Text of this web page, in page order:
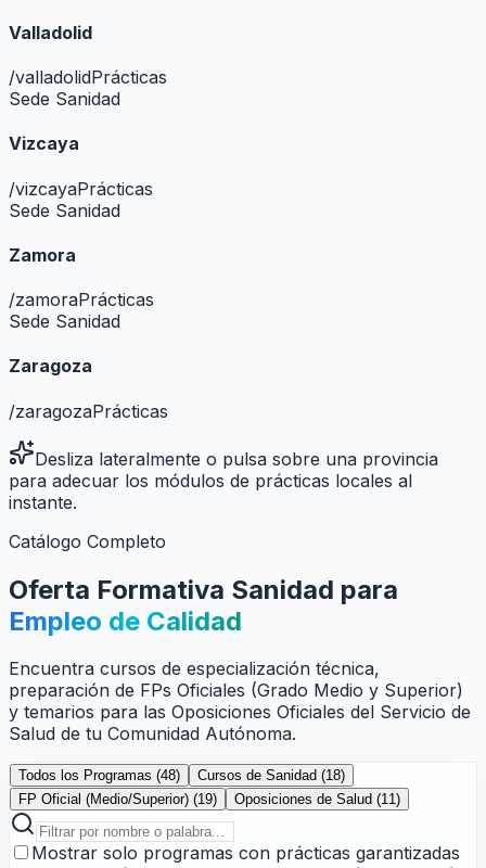
Valladolid
/valladolidPrácticas
Sede Sanidad
Vizcaya
/vizcayaPrácticas
Sede Sanidad
Zamora
/zamoraPrácticas
Sede Sanidad
Zaragoza
/zaragozaPrácticas
Desliza lateralmente o pulsa sobre una provincia
para adecuar los módulos de prácticas locales al
instante.
Catálogo Completo
Oferta Formativa Sanidad para
Empleo de Calidad
Encuentra cursos de especialización técnica,
preparación de FPs Oficiales (Grado Medio y Superior)
y temarios para las Oposiciones Oficiales del Servicio de
Salud de tu Comunidad Autónoma.
Todos los Programas (48) Cursos de Sanidad (18)
FP Oficial (Medio/Superior) (19) Oposiciones de Salud (11)
Mostrar solo programas con prácticas garantizadas